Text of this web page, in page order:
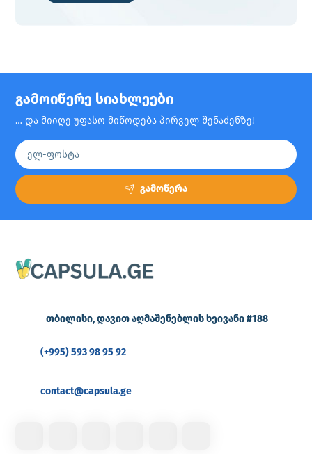
გამოიწერე სიახლეები
… და მიიღე უფასო მიწოდება პირველ შენაძენზე!
გამოწერა
თბილისი, დავით აღმაშენებლის ხეივანი #188
(+995) 593 98 95 92
contact@capsula.ge